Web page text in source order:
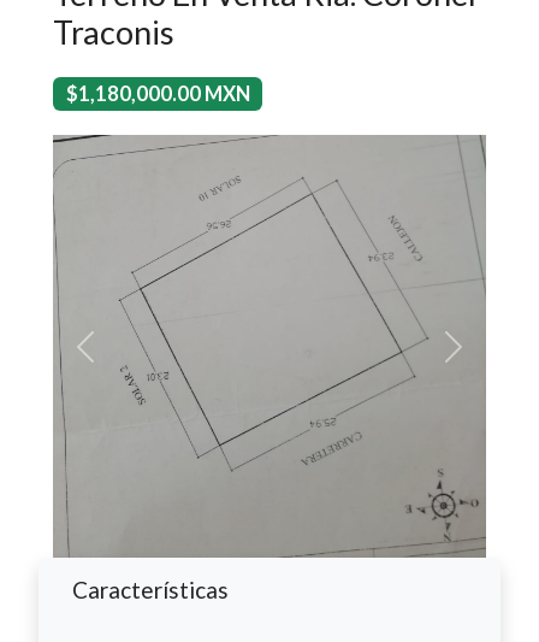
Traconis
$1,180,000.00 MXN
Previous Next
Características